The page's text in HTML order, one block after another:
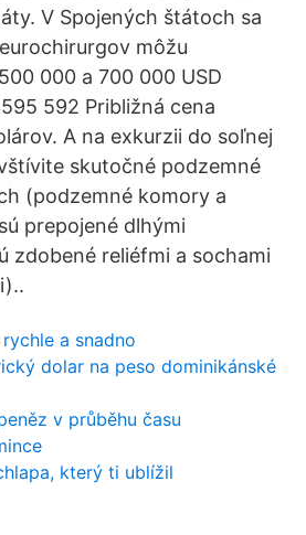
V Spojených štátoch sa
môžu
000 a 700 000 USD
592 Približná cena
A na exkurzii do soľnej
skutočné podzemné
(podzemné komory a
prepojené dlhými
zdobené reliéfmi a sochami
a snadno
dolar na peso dominikánské
v průběhu času
který ti ublížil